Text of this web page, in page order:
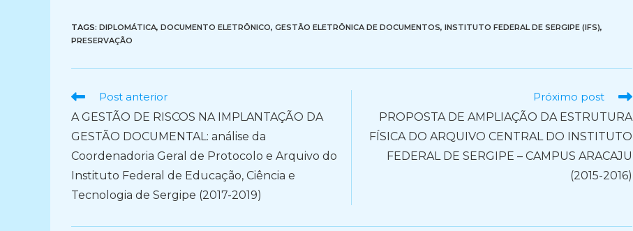
TAGS: DIPLOMÁTICA, DOCUMENTO ELETRÔNICO, GESTÃO ELETRÔNICA DE DOCUMENTOS, INSTITUTO FEDERAL DE SERGIPE (IFS),
PRESERVAÇÃO
Ler
artigos
Post anterior
A GESTÃO DE RISCOS NA IMPLANTAÇÃO DA
GESTÃO DOCUMENTAL: análise da
Coordenadoria Geral de Protocolo e Arquivo do
Instituto Federal de Educação, Ciência e
Tecnologia de Sergipe (2017-2019)
Próximo post
PROPOSTA DE AMPLIAÇÃO DA ESTRUTURA
FÍSICA DO ARQUIVO CENTRAL DO INSTITUTO
FEDERAL DE SERGIPE – CAMPUS ARACAJU
(2015-2016)